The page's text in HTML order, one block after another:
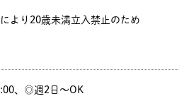
より20歳未満立入禁止のため
、◎週2日～OK